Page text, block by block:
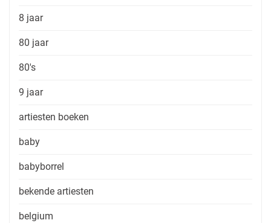
8 jaar
80 jaar
80's
9 jaar
artiesten boeken
baby
babyborrel
bekende artiesten
belgium